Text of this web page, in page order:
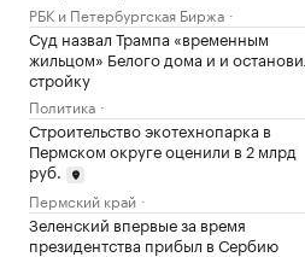
РБК и Петербургская Биржа
Суд назвал Трампа «временным
жильцом» Белого дома и и
стройку
Политика
Строительство экотехнопарка в
Пермском округе оценили в 2 млрд
руб.
Пермский край
Зеленский впервые за время
президентства прибыл в Сербию